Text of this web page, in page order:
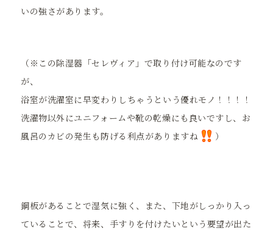
いの強さがあります。
（※この除湿器「セレヴィア」で取り付け可能なのです
が、
浴室が洗濯室に早変わりしちゃうという優れモノ！！！！
洗濯物以外にユニフォームや靴の乾燥にも良いですし、お
風呂のカビの発生も防げる利点がありますね
）
鋼板があることで湿気に強く、また、下地がしっかり入っ
ていることで、将来、手すりを付けたいという要望が出た